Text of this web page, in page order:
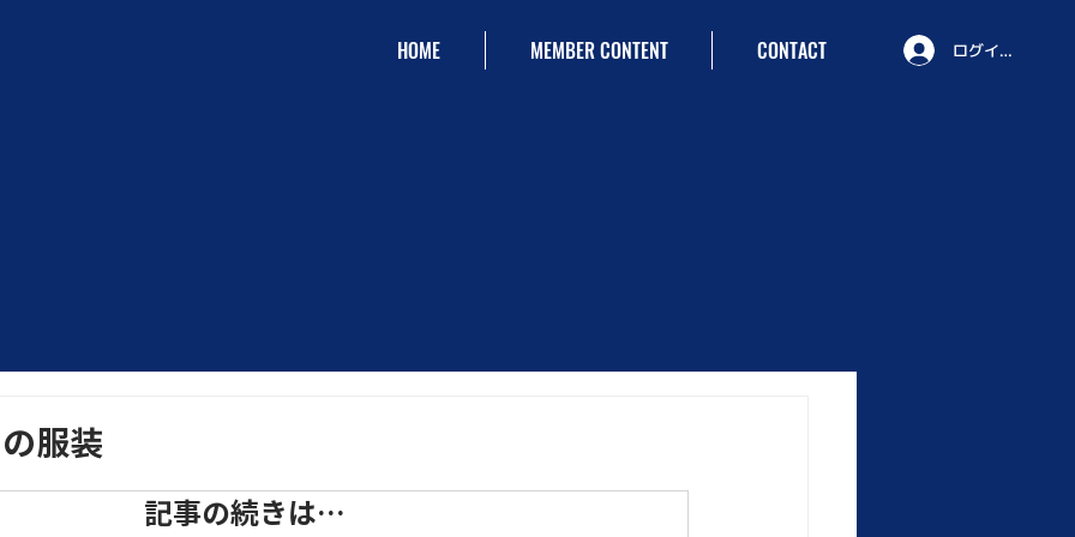
HOME MEMBER CONTENT CONTACT ログイン
服装
記事の続きは…